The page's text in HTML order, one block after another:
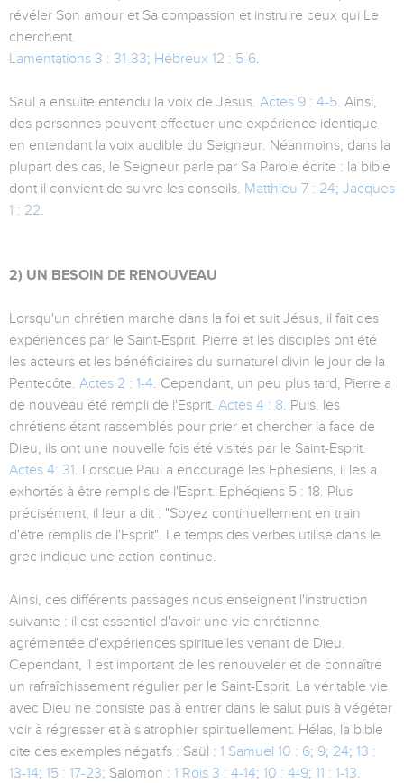
révéler Son amour et Sa compassion et instruire ceux qui Le
cherchent.
Lamentations 3 : 31-33; Hébreux 12 : 5-6.
Saul a ensuite entendu la voix de Jésus. Actes 9 : 4-5. Ainsi,
des personnes peuvent effectuer une expérience identique
en entendant la voix audible du Seigneur. Néanmoins, dans la
plupart des cas, le Seigneur parle par Sa Parole écrite : la bible
dont il convient de suivre les conseils. Matthieu 7 : 24; Jacques
1 : 22.
2) UN BESOIN DE RENOUVEAU
Lorsqu'un chrétien marche dans la foi et suit Jésus, il fait des
expériences par le Saint-Esprit. Pierre et les disciples ont été
les acteurs et les bénéficiaires du surnaturel divin le jour de la
Pentecôte. Actes 2 : 1-4. Cependant, un peu plus tard, Pierre a
de nouveau été rempli de l'Esprit. Actes 4 : 8. Puis, les
chrétiens étant rassemblés pour prier et chercher la face de
Dieu, ils ont une nouvelle fois été visités par le Saint-Esprit.
Actes 4: 31. Lorsque Paul a encouragé les Ephésiens, il les a
exhortés à être remplis de l'Esprit. Ephéqiens 5 : 18. Plus
précisément, il leur a dit : "Soyez continuellement en train
d'être remplis de l'Esprit". Le temps des verbes utilisé dans le
grec indique une action continue.
Ainsi, ces différents passages nous enseignent l'instruction
suivante : il est essentiel d'avoir une vie chrétienne
agrémentée d'expériences spirituelles venant de Dieu.
Cependant, il est important de les renouveler et de connaître
un rafraîchissement régulier par le Saint-Esprit. La véritable vie
avec Dieu ne consiste pas à entrer dans le salut puis à végéter
voir à régresser et à s'atrophier spirituellement. Hélas, la bible
cite des exemples négatifs : Saül : 1 Samuel 10 : 6; 9; 24; 13 :
13-14; 15 : 17-23; Salomon : 1 Rois 3 : 4-14; 10 : 4-9; 11 : 1-13.